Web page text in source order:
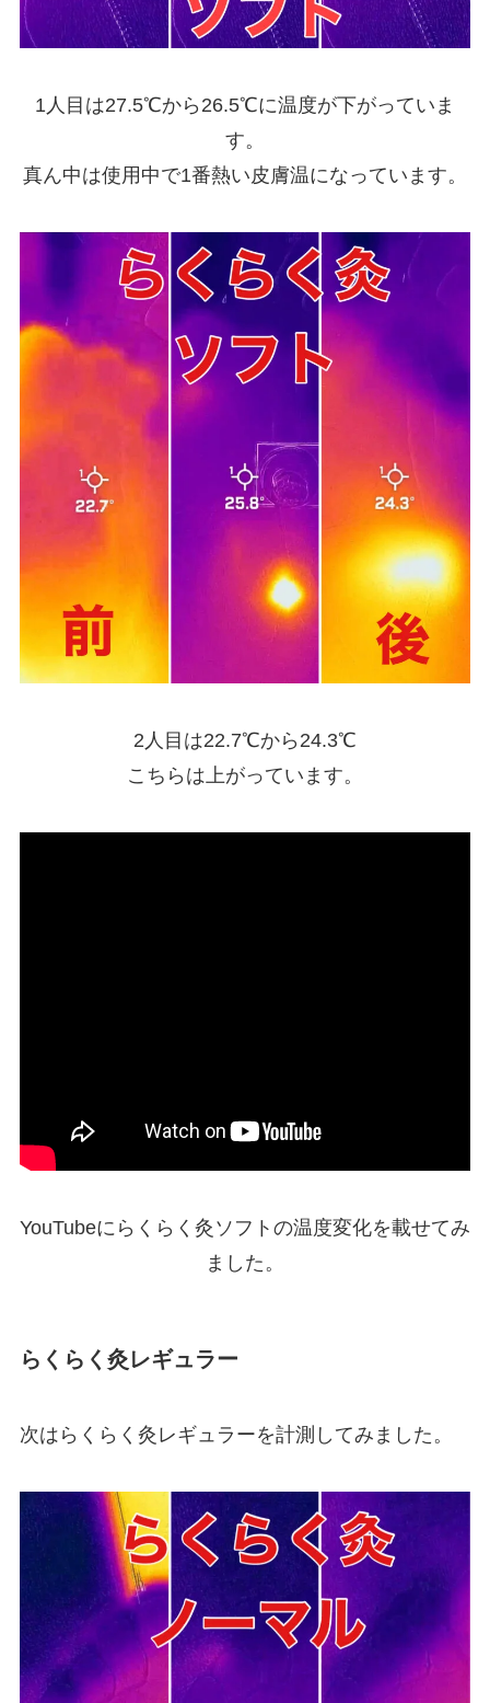
1人目は27.5℃から26.5℃に温度が下がっていま
す。
真ん中は使用中で1番熱い皮膚温になっています。
2人目は22.7℃から24.3℃
こちらは上がっています。
YouTubeにらくらく灸ソフトの温度変化を載せてみ
ました。
らくらく灸レギュラー
次はらくらく灸レギュラーを計測してみました。